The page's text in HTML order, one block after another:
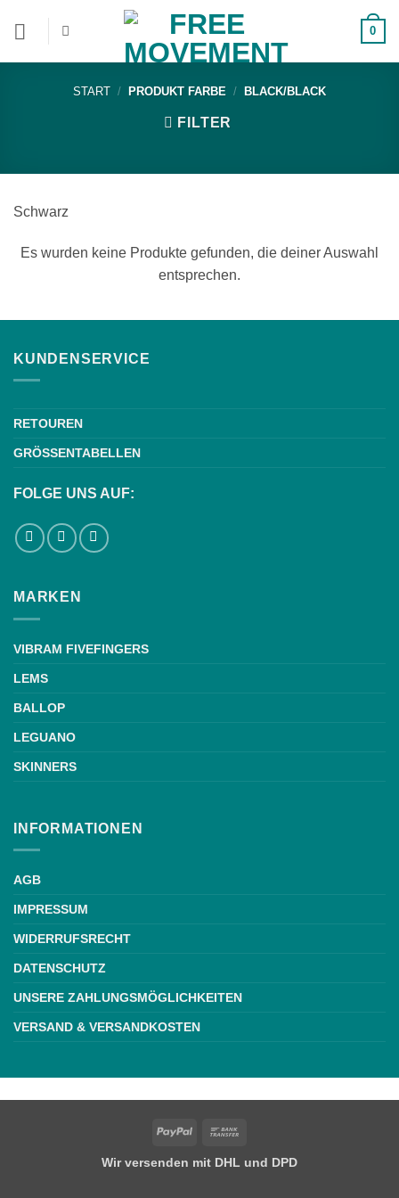
0
START / PRODUKT FARBE / BLACK/BLACK
FILTER
Schwarz
Es wurden keine Produkte gefunden, die deiner Auswahl
entsprechen.
KUNDENSERVICE
RETOUREN
GRÖSSENTABELLEN
FOLGE UNS AUF:
MARKEN
VIBRAM FIVEFINGERS
LEMS
BALLOP
LEGUANO
SKINNERS
INFORMATIONEN
AGB
IMPRESSUM
WIDERRUFSRECHT
DATENSCHUTZ
UNSERE ZAHLUNGSMÖGLICHKEITEN
VERSAND & VERSANDKOSTEN
PayPal
Wir versenden mit DHL und DPD